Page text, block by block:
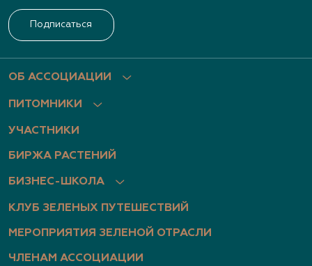
ОБ АССОЦИАЦИИ
ПИТОМНИКИ
УЧАСТНИКИ
БИРЖА РАСТЕНИЙ
БИЗНЕС-ШКОЛА
КЛУБ ЗЕЛЕНЫХ ПУТЕШЕСТВИЙ
МЕРОПРИЯТИЯ ЗЕЛЕНОЙ ОТРАСЛИ
ЧЛЕНАМ АССОЦИАЦИИ
Подписаться